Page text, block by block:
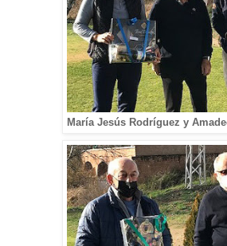
María Jesús Rodríguez y